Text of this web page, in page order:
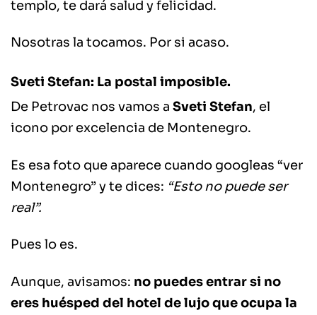
templo, te dará salud y felicidad.
Nosotras la tocamos. Por si acaso.
Sveti Stefan: La postal imposible.
De Petrovac nos vamos a Sveti Stefan, el
icono por excelencia de Montenegro.
Es esa foto que aparece cuando googleas “ver
Montenegro” y te dices: “Esto no puede ser
real”.
Pues lo es.
Aunque, avisamos: no puedes entrar si no
eres huésped del hotel de lujo que ocupa la